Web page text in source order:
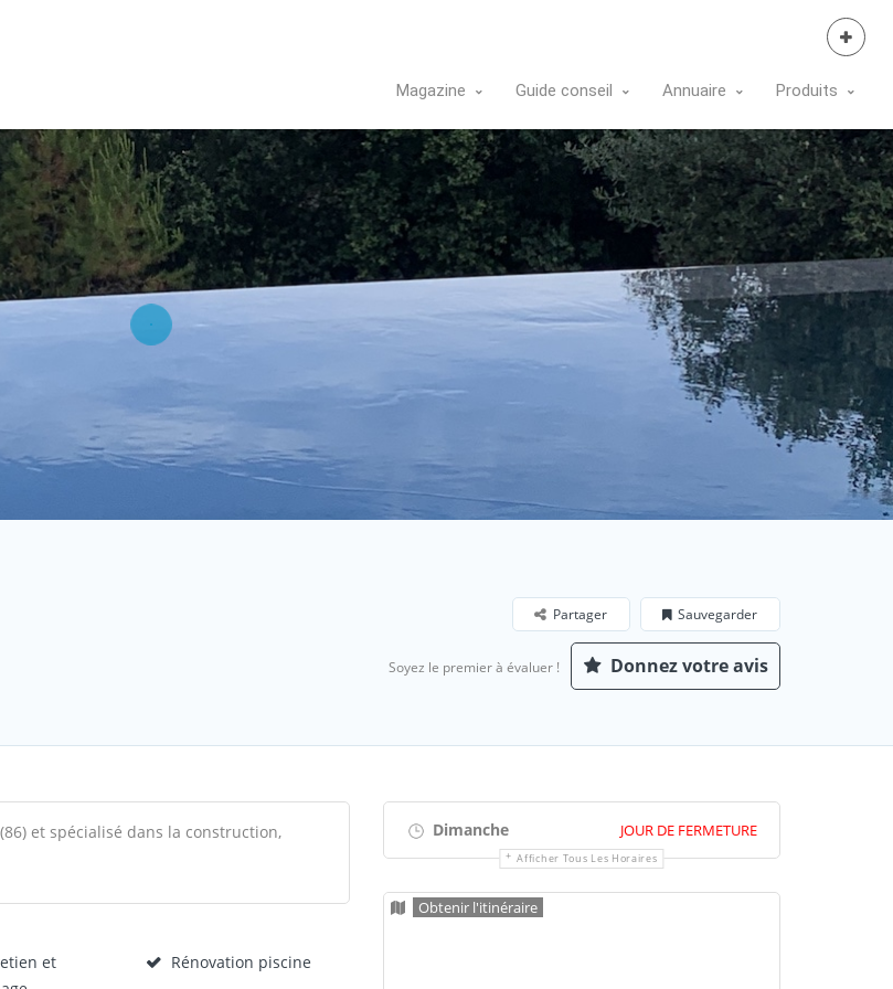
Magazine Guide conseil Annuaire Produits
Sauvegarder
Partager
Soyez le premier à évaluer ! Donnez votre avis
et spécialisé dans la construction,
et
Rénovation piscine
Dimanche JOUR DE FERMETURE
Afficher Tous Les Horaires
Obtenir l'itinéraire